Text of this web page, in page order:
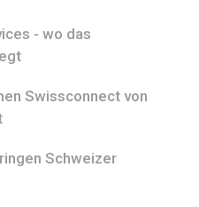
- wo das
Swissconnect von
Schweizer